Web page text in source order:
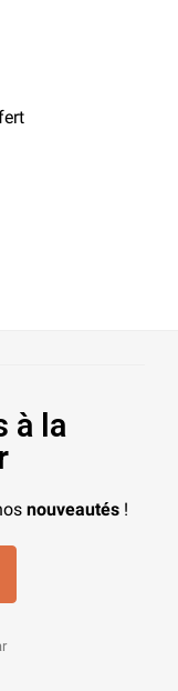
à la
nouveautés !